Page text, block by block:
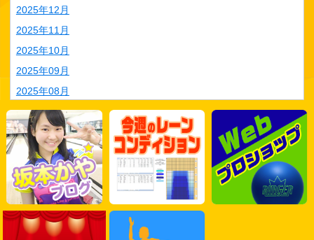
2025年12月
2025年11月
2025年10月
2025年09月
2025年08月
2025年07月
2025年06月
2025年05月
2025年04月
2025年03月
2025年02月
2025年01月